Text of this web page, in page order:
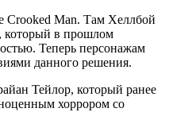
Crooked Man. Там Хеллбой
который в прошлом
Теперь персонажам
данного решения.
Тейлор, который ранее
хоррором со